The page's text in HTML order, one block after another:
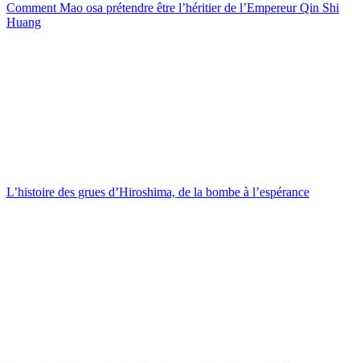
Comment Mao osa prétendre être l’héritier de l’Empereur Qin Shi
Huang
L’histoire des grues d’Hiroshima, de la bombe à l’espérance